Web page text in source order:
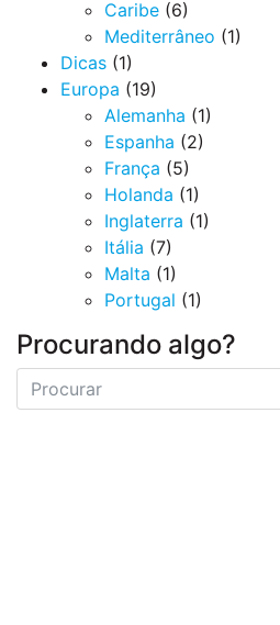
Caribe (6)
Mediterrâneo (1)
Dicas (1)
Europa (19)
Alemanha (1)
Espanha (2)
França (5)
Holanda (1)
Inglaterra (1)
Itália (7)
Malta (1)
Portugal (1)
Procurando algo?